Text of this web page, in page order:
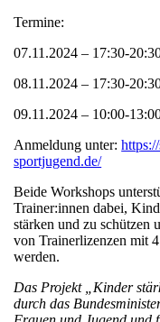
Termine:
07.11.2024 – 17:30-
08.11.2024 – 17:30-
09.11.2024 – 10:00-
Anmeldung unter:
sportjugend.de/
Beide Workshops
Trainer:innen dabei,
stärken und zu schützen
von Trainerlizenzen mit
werden.
Das Projekt „Kinder
durch das